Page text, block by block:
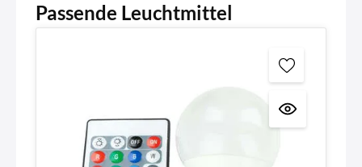
Passende Leuchtmittel